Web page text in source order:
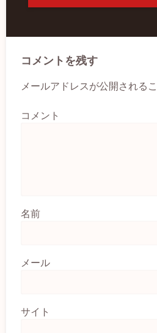
コメントを残す
メールアドレスが公開される
コメント
名前
メール
サイト